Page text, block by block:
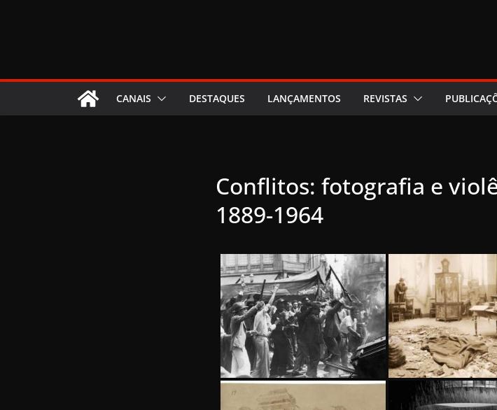
CANAIS DESTAQUES LANÇAMENTOS REVISTAS
Conflitos: fotografia e
1889-1964